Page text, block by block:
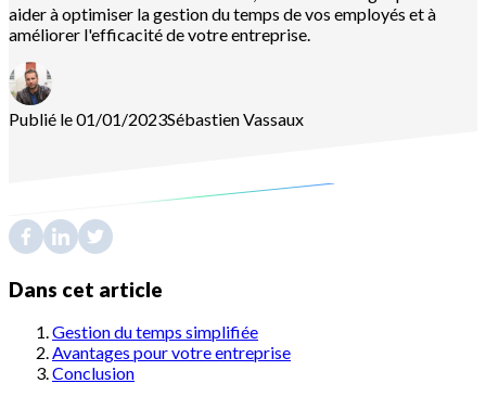
aider à optimiser la gestion du temps de vos employés et à
améliorer l'efficacité de votre entreprise.
Publié le 01/01/2023SébastienVassaux
Dans cet article
Gestion du temps simplifiée
Avantages pour votre entreprise
Conclusion